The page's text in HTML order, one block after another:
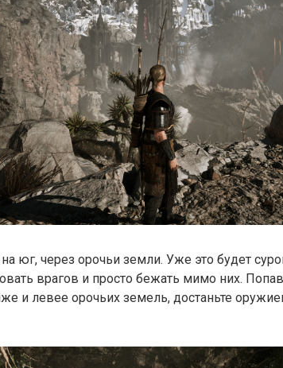
юг, через орочьи земли. Уже это будет
врагов и просто бежать мимо них.
и левее орочьих земель, достаньте